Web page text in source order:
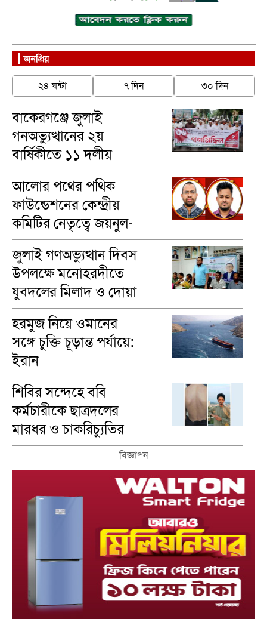
জনপ্রিয়
২৪ ঘন্টা ৭ দিন ৩০ দিন
বাকেরগঞ্জে জুলাই
গনঅভ্যুত্থানের ২য়
বার্ষিকীতে ১১ দলীয়
ঐক্যের গণমিছিল
আলোর পথের পথিক
ফাউন্ডেশনের কেন্দ্রীয়
কমিটির নেতৃত্বে জয়নুল-
মাসুম
জুলাই গণঅভ্যুত্থান দিবস
উপলক্ষে মনোহরদীতে
যুবদলের মিলাদ ও দোয়া
মাহফিল অনুষ্ঠিত
হরমুজ নিয়ে ওমানের
সঙ্গে চুক্তি চূড়ান্ত পর্যায়ে:
ইরান
শিবির সন্দেহে ববি
কর্মচারীকে ছাত্রদলের
মারধর ও চাকরিচ্যুতির
অভিযোগ
বিজ্ঞাপন